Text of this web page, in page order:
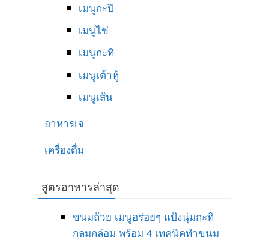
เมนูกะปิ
เมนูไข่
เมนูกะทิ
เมนูเต้าหู้
เมนูเส้น
อาหารเจ
เครื่องดื่ม
สูตรอาหารล่าสุด
ขนมถ้วย เมนูอร่อยๆ แป้งนุ่มกะทิ
กลมกล่อม พร้อม 4 เทคนิคทำขนม